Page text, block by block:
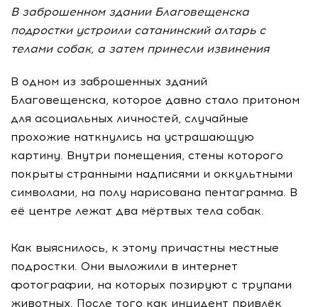
В заброшенном здании Благовещенска
подростки устроили сатанинский алтарь с
телами собак, а затем принесли извинения
В одном из заброшенных зданий
Благовещенска, которое давно стало притоном
для асоциальных личностей, случайные
прохожие наткнулись на устрашающую
картину. Внутри помещения, стены которого
покрыты странными надписями и оккультными
символами, на полу нарисована пентаграмма. В
её центре лежат два мёртвых тела собак.
Как выяснилось, к этому причастны местные
подростки. Они выложили в интернет
фотографии, на которых позируют с трупами
животных. После того как инцидент привлёк